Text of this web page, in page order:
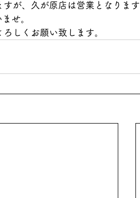
が、久が原店は営業となりま
せ。
しくお願い致します。